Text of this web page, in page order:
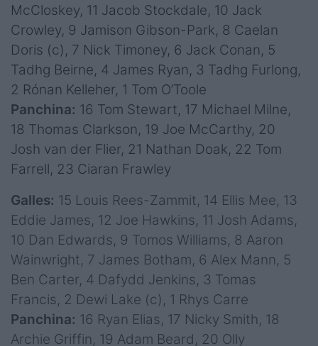
McCloskey, 11 Jacob Stockdale, 10 Jack
Crowley, 9 Jamison Gibson-Park, 8 Caelan
Doris (c), 7 Nick Timoney, 6 Jack Conan, 5
Tadhg Beirne, 4 James Ryan, 3 Tadhg Furlong,
2 Rónan Kelleher, 1 Tom O’Toole
Panchina: 16 Tom Stewart, 17 Michael Milne,
18 Thomas Clarkson, 19 Joe McCarthy, 20
Josh van der Flier, 21 Nathan Doak, 22 Tom
Farrell, 23 Ciaran Frawley
Galles: 15 Louis Rees-Zammit, 14 Ellis Mee, 13
Eddie James, 12 Joe Hawkins, 11 Josh Adams,
10 Dan Edwards, 9 Tomos Williams, 8 Aaron
Wainwright, 7 James Botham, 6 Alex Mann, 5
Ben Carter, 4 Dafydd Jenkins, 3 Tomas
Francis, 2 Dewi Lake (c), 1 Rhys Carre
Panchina: 16 Ryan Elias, 17 Nicky Smith, 18
Archie Griffin, 19 Adam Beard, 20 Olly